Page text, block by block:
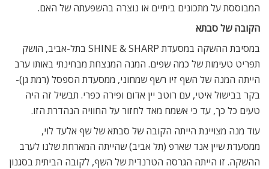
המבוססת על מתכונים ביתיים או נוצרה בהשפעתה של האם.
הקובה של סבתא
במסיבת ההשקה במסעדת SHINE & SHARP בתל-אביב, הושק
תפריט טעימות של כמה שפים. המנה המנצחת מבחינתי באותו ערב
הייתה המנה של השף זיו רשף שמחוני, ממסעדת הספסל (רמת גן)-
בקר בבישול איטי, עם רוטב יין אדום ופירה כפרי. תבשיל זה היה
טעים כל כך, עד כי אשמח מאד לחזור על החוויה הנהדרת הזו.
עוד מנה מצויינת הייתה הקובה של סבתא של שף אלעד לוי,
ממסעדת שיין אנד שארפ (תל אביב) שהייתה המארחת שלנו לערב
ההשקה. זו הייתה הגרסה הטרנדית של השף, לקובה הביתית בסגנון